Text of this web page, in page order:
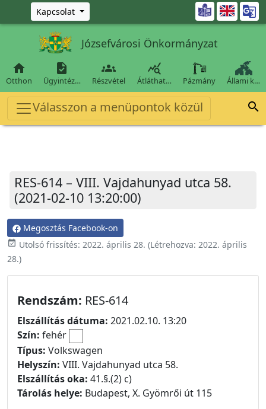
Ugrás a fő tartalomra
Kapcsolat 
Józsefvárosi Önkormányzat

Otthon

Ügyintéz…

Részvétel

Átláthat… Pázmány Állami k…
Válasszon a menüpontok közül 
RES-614 – VIII. Vajdahunyad utca 58.
(2021-02-10 13:20:00)
Megosztás Facebook-on
event_available Utolsó frissítés: 2022. április 28. (Létrehozva: 2022. április
28.)
Rendszám: RES-614
Elszállítás dátuma: 2021.02.10. 13:20
Szín: fehér
Típus: Volkswagen
Helyszín: VIII. Vajdahunyad utca 58.
Elszállítás oka: 41.§.(2) c)
Tárolás helye: Budapest, X. Gyömrői út 115